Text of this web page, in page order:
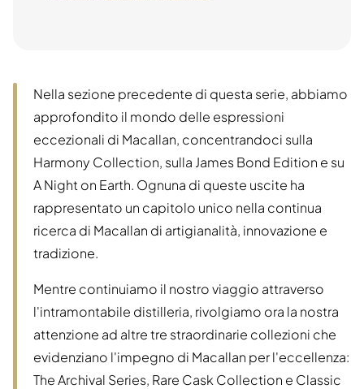
Nella sezione precedente di questa serie, abbiamo
approfondito il mondo delle espressioni
eccezionali di Macallan, concentrandoci sulla
Harmony Collection, sulla James Bond Edition e su
A Night on Earth. Ognuna di queste uscite ha
rappresentato un capitolo unico nella continua
ricerca di Macallan di artigianalità, innovazione e
tradizione.
Mentre continuiamo il nostro viaggio attraverso
l'intramontabile distilleria, rivolgiamo ora la nostra
attenzione ad altre tre straordinarie collezioni che
evidenziano l'impegno di Macallan per l'eccellenza:
The Archival Series, Rare Cask Collection e Classic